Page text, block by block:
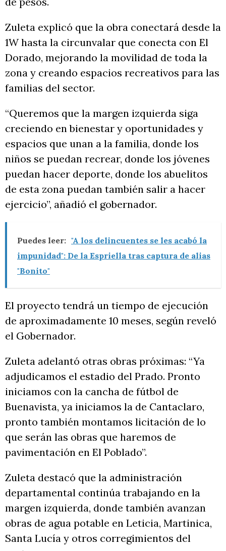
Zuleta explicó que la obra conectará desde la
1W hasta la circunvalar que conecta con El
Dorado, mejorando la movilidad de toda la
zona y creando espacios recreativos para las
familias del sector.
“Queremos que la margen izquierda siga
creciendo en bienestar y oportunidades y
espacios que unan a la familia, donde los
niños se puedan recrear, donde los jóvenes
puedan hacer deporte, donde los abuelitos
de esta zona puedan también salir a hacer
ejercicio”, añadió el gobernador.
Puedes leer: "A los delincuentes se les acabó la
impunidad": De la Espriella tras captura de alias
"Bonito"
El proyecto tendrá un tiempo de ejecución
de aproximadamente 10 meses, según reveló
el Gobernador.
Zuleta adelantó otras obras próximas: “Ya
adjudicamos el estadio del Prado. Pronto
iniciamos con la cancha de fútbol de
Buenavista, ya iniciamos la de Cantaclaro,
pronto también montamos licitación de lo
que serán las obras que haremos de
pavimentación en El Poblado”.
Zuleta destacó que la administración
departamental continúa trabajando en la
margen izquierda, donde también avanzan
obras de agua potable en Leticia, Martinica,
Santa Lucía y otros corregimientos del